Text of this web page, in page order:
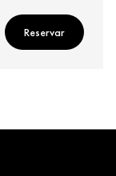
Reservar